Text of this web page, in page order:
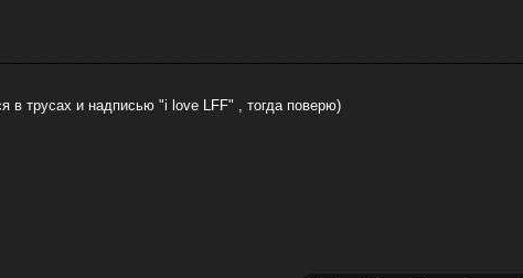
в трусах и надписью "i love LFF" , тогда поверю)